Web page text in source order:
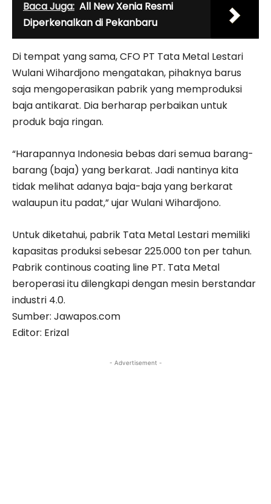
Baca Juga: All New Xenia Resmi
Diperkenalkan di Pekanbaru
Di tempat yang sama, CFO PT Tata Metal Lestari
Wulani Wihardjono mengatakan, pihaknya barus
saja mengoperasikan pabrik yang memproduksi
baja antikarat. Dia berharap perbaikan untuk
produk baja ringan.
“Harapannya Indonesia bebas dari semua barang-
barang (baja) yang berkarat. Jadi nantinya kita
tidak melihat adanya baja-baja yang berkarat
walaupun itu padat,” ujar Wulani Wihardjono.
Untuk diketahui, pabrik Tata Metal Lestari memiliki
kapasitas produksi sebesar 225.000 ton per tahun.
Pabrik continous coating line PT. Tata Metal
beroperasi itu dilengkapi dengan mesin berstandar
industri 4.0.
Sumber: Jawapos.com
Editor: Erizal
- Advertisement -